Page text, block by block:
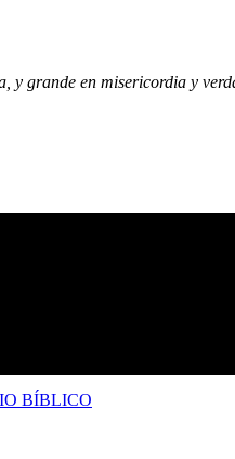
y grande en misericordia y
BÍBLICO